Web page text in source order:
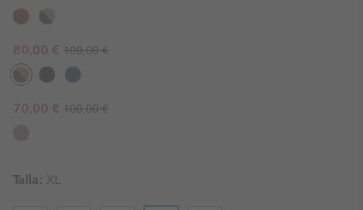
Sale price:
80,00 € Regular price:
100,00 €
Sale price:
70,00 € Regular price:
100,00 €
Talla: XL